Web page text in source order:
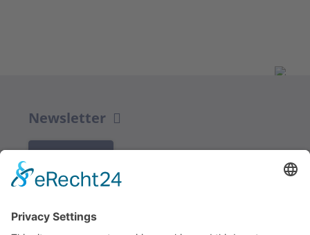
Newsletter
Redakce bbkult.net
Centrum Bavaria Bohemia (CeBB)